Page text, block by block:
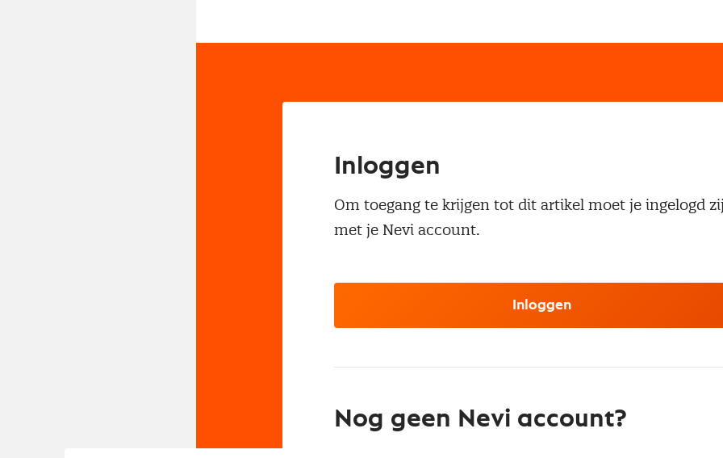
Inloggen
Om toegang te krijgen tot dit artikel moet je ingelogd
met je Nevi account.
Inloggen
Nog geen Nevi account?